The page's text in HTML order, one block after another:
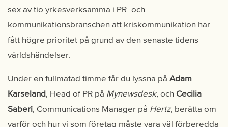
sex av tio yrkesverksamma i PR- och
kommunikationsbranschen att kriskommunikation har
fått högre prioritet på grund av den senaste tidens
världshändelser.
Under en fullmatad timme får du lyssna på Adam
Karseland, Head of PR på Mynewsdesk, och Cecilia
Saberi, Communications Manager på Hertz, berätta om
varför och hur vi som företag måste vara väl förberedda